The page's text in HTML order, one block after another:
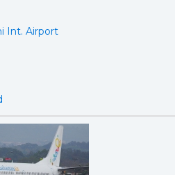
Int. Airport